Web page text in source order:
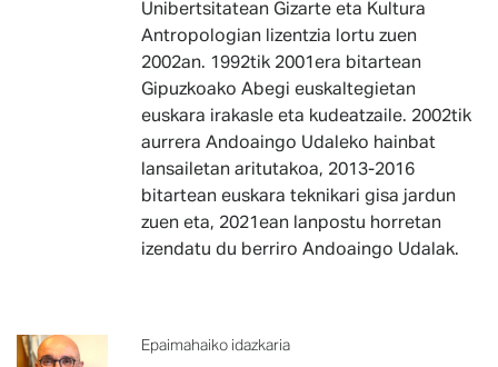
Unibertsitatean Gizarte eta Kultura
Antropologian lizentzia lortu zuen
2002an. 1992tik 2001era bitartean
Gipuzkoako Abegi euskaltegietan
euskara irakasle eta kudeatzaile. 2002tik
aurrera Andoaingo Udaleko hainbat
lansailetan aritutakoa, 2013-2016
bitartean euskara teknikari gisa jardun
zuen eta, 2021ean lanpostu horretan
izendatu du berriro Andoaingo Udalak.
Epaimahaiko idazkaria